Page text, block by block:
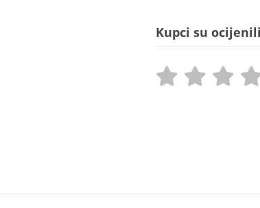
Kupci su ocijenili